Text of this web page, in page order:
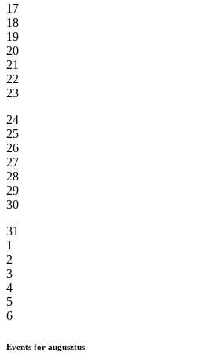
17
18
19
20
21
22
23
24
25
26
27
28
29
30
31
1
2
3
4
5
6
Events for augusztus